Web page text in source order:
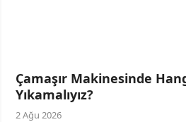
Çamaşır Makinesinde
Yıkamalıyız?
2 Ağu 2026